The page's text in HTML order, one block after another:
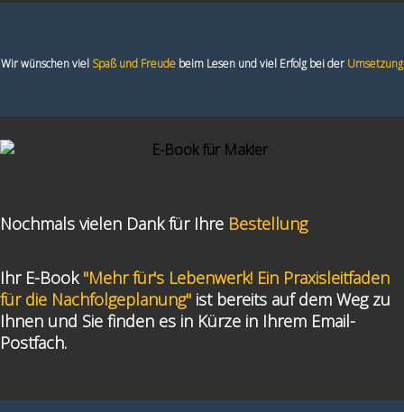
Wir wünschen viel Spaß und Freude beim Lesen und viel Erfolg bei der Umsetzung
Nochmals vielen Dank für Ihre Bestellung
Ihr E-Book "Mehr für's Lebenwerk! Ein Praxisleitfaden
für die Nachfolgeplanung" ist bereits auf dem Weg zu
Ihnen und Sie finden es in Kürze in Ihrem Email-
Postfach.